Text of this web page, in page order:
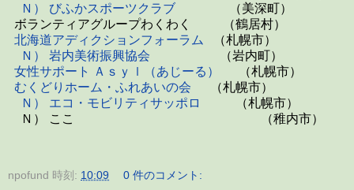
Ｎ） びふかスポーツクラブ （美深町）
ボランティアグループわくわく （鶴居村）
北海道アディクションフォーラム
（札幌市）
Ｎ） 岩内美術振興協会
（岩内町）
女性サポート Ａｓｙｌ（あじーる）
（札幌市）
むくどりホーム・ふれあいの会 （札幌市）
Ｎ） エコ・モビリティサッポロ
（札幌市）
Ｎ） ここ （稚内市）
npofund 時刻: 10:09 0 件のコメント: